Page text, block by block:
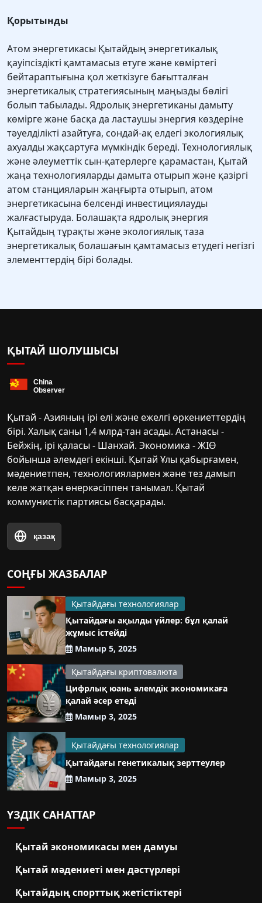
Қорытынды
Атом энергетикасы Қытайдың энергетикалық
қауіпсіздікті қамтамасыз етуге және көміртегі
бейтараптығына қол жеткізуге бағытталған
энергетикалық стратегиясының маңызды бөлігі
болып табылады. Ядролық энергетиканы дамыту
көмірге және басқа да ластаушы энергия көздеріне
тәуелділікті азайтуға, сондай-ақ елдегі экологиялық
ахуалды жақсартуға мүмкіндік береді. Технологиялық
және әлеуметтік сын-қатерлерге қарамастан, Қытай
жаңа технологияларды дамыта отырып және қазіргі
атом станцияларын жаңғырта отырып, атом
энергетикасына белсенді инвестициялауды
жалғастыруда. Болашақта ядролық энергия
Қытайдың тұрақты және экологиялық таза
энергетикалық болашағын қамтамасыз етудегі негізгі
элементтердің бірі болады.
ҚЫТАЙ ШОЛУШЫСЫ
Қытай - Азияның ірі елі және ежелгі өркениеттердің
бірі. Халық саны 1,4 млрд-тан асады. Астанасы -
Бейжің, ірі қаласы - Шанхай. Экономика - ЖІӨ
бойынша әлемдегі екінші. Қытай Ұлы қабырғамен,
мәдениетпен, технологиялармен және тез дамып
келе жатқан өнеркәсіппен танымал. Қытай
коммунистік партиясы басқарады.
қазақ
СОҢҒЫ ЖАЗБАЛАР
Қытайдағы технологиялар
Қытайдағы ақылды үйлер: бұл қалай
жұмыс істейді
Мамыр 5, 2025
Қытайдағы криптовалюта
Цифрлық юань әлемдік экономикаға
қалай әсер етеді
Мамыр 3, 2025
Қытайдағы технологиялар
Қытайдағы генетикалық зерттеулер
Мамыр 3, 2025
ҮЗДІК САНАТТАР
Қытай экономикасы мен дамуы
Қытай мәдениеті мен дәстүрлері
Қытайдың спорттық жетістіктері